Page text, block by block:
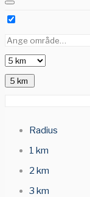
5 km
Radius
1 km
2 km
3 km